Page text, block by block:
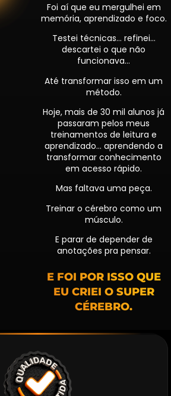
Foi aí que eu mergulhei em
memória, aprendizado e foco.
Testei técnicas… refinei…
descartei o que não
funcionava…
Até transformar isso em um
método.
Hoje, mais de 30 mil alunos já
passaram pelos meus
treinamentos de leitura e
aprendizado… aprendendo a
transformar conhecimento
em acesso rápido.
Mas faltava uma peça.
Treinar o cérebro como um
músculo.
E parar de depender de
anotações pra pensar.
E FOI POR ISSO QUE
EU CRIEI O SUPER
CÉREBRO.